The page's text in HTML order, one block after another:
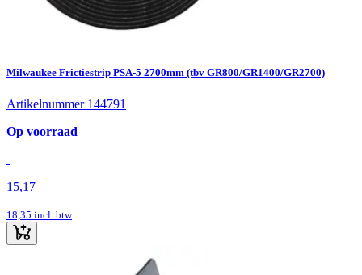
Milwaukee Frictiestrip PSA-5 2700mm (tbv GR800/GR1400/GR2700)
Artikelnummer 144791
Op voorraad
15,17
18,35 incl. btw